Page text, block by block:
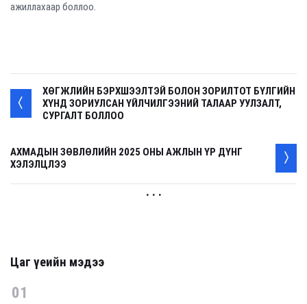
ажиллахаар боллоо.
ХӨГЖЛИЙН БЭРХШЭЭЛТЭЙ БОЛОН ЗОРИЛТОТ БҮЛГИЙН
ХҮНД ЗОРИУЛСАН ҮЙЛЧИЛГЭЭНИЙ ТАЛААР УУЛЗАЛТ,
СУРГАЛТ БОЛЛОО
АХМАДЫН ЗӨВЛӨЛИЙН 2025 ОНЫ АЖЛЫН ҮР ДҮНГ
ХЭЛЭЛЦЛЭЭ
. . .
Цаг үеийн мэдээ
01